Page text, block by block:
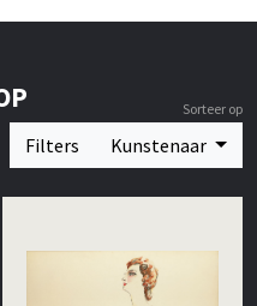
Filters
Sorteer op
Kunstenaar